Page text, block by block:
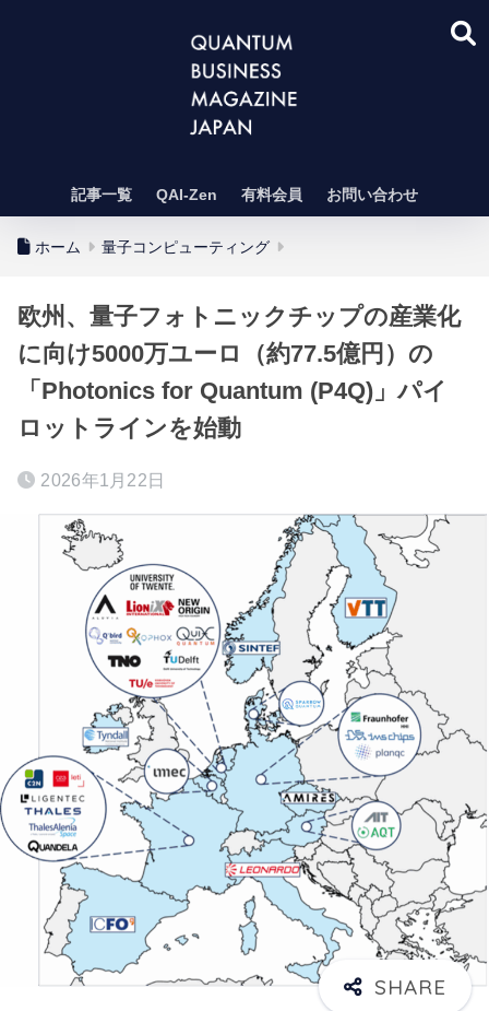
記事一覧 QAI-Zen 有料会員 お問い合わせ
ホーム 量子コンピューティング
欧州、量子フォトニックチップの産業化
に向け5000万ユーロ（約77.5億円）の
「Photonics for Quantum (P4Q)」パイ
ロットラインを始動
2026年1月22日